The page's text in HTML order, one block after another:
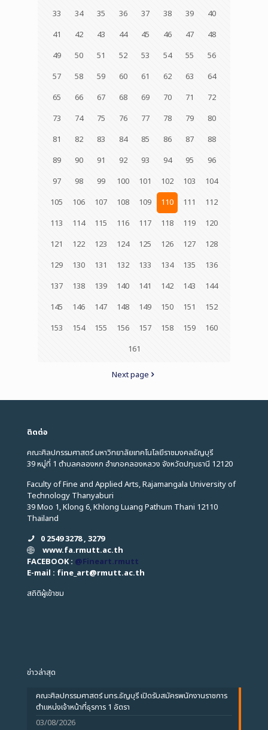
33
34 35 36 37 38 39
40
41
42 43 44 45 46 47
48
49
50 51 52 53 54 55
56
57
58 59 60 61 62 63
64
65
66 67 68 69 70 71
72
73
74 75 76 77 78 79
80
81
82 83 84 85 86 87
88
89
90 91 92 93 94 95
96
97
98 99 100 101 102 103
104
105
106 107 108 109 110 111
112
113
114 115 116 117 118 119
120
121
122 123 124 125 126 127
128
129
130 131 132 133 134 135
136
137
138 139 140 141 142 143
144
145
146 147 148 149 150 151
152
153
154 155 156 157 158 159
160
161
Next page
ติดต่อ
คณะศิลปกรรมศาสตร์ มหาวิทยาลัยเทคโนโลยีราชมงคลธัญบุรี
39 หมู่ที่ 1 ตำบลคลองหก อำเภอคลองหลวง จังหวัดปทุมธานี 12120
Faculty of Fine and Applied Arts, Rajamangala University of
Technology Thanyaburi
39 Moo 1, Klong 6, Khlong Luang Pathum Thani 12110
Thailand
0 2549 3278 , 3279
www.fa.rmutt.ac.th
FACEBOOK : @Fineart.rmutt
E-mail : fine_art@rmutt.ac.th
สถิติผู้เข้าชม
ข่าวล่าสุด
คณะศิลปกรรมศาสตร์ มทร.ธัญบุรี เปิดรับสมัครพนักงานราชการ
ตำแหน่งเจ้าหน้าที่ธุรการ 1 อัตรา
03/08/2026